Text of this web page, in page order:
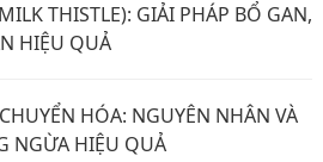
THISTLE): GIẢI PHÁP BỔ GAN,
HIỆU QUẢ
HÓA: NGUYÊN NHÂN VÀ
NGỪA HIỆU QUẢ